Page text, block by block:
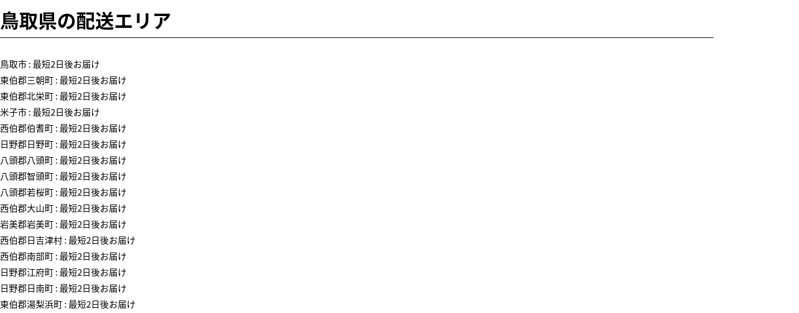
鳥取県の配送エリア
鳥取市 : 最短2日後お届け
東伯郡三朝町 : 最短2日後お届け
東伯郡北栄町 : 最短2日後お届け
米子市 : 最短2日後お届け
西伯郡伯耆町 : 最短2日後お届け
日野郡日野町 : 最短2日後お届け
八頭郡八頭町 : 最短2日後お届け
八頭郡智頭町 : 最短2日後お届け
八頭郡若桜町 : 最短2日後お届け
西伯郡大山町 : 最短2日後お届け
岩美郡岩美町 : 最短2日後お届け
西伯郡日吉津村 : 最短2日後お届け
西伯郡南部町 : 最短2日後お届け
日野郡江府町 : 最短2日後お届け
日野郡日南町 : 最短2日後お届け
東伯郡湯梨浜町 : 最短2日後お届け